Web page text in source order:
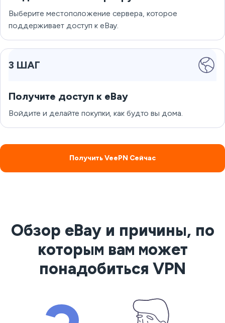
Выберите местоположение сервера, которое
поддерживает доступ к eBay.
3 ШАГ
Получите доступ к eBay
Войдите и делайте покупки, как будто вы дома.
Получить VeePN Сейчас
Обзор eBay и причины, по
которым вам может
понадобиться VPN